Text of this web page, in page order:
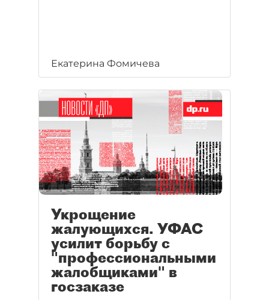
Екатерина Фомичева
Укрощение
жалующихся. УФАС
усилит борьбу с
"профессиональными
жалобщиками" в
госзаказе